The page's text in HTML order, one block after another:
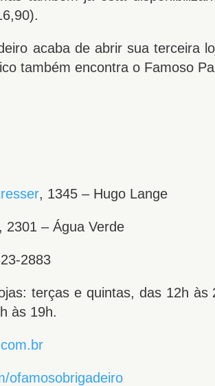
acaba de abrir sua terceira
também encontra o Famoso
, 1345 – Hugo Lange
, 2301 – Água Verde
2883
terças e quintas, das 12h
às 19h.
ofamosobrigadeiro